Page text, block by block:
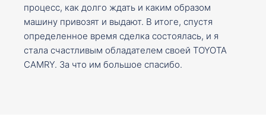
процесс, как долго ждать и каким образом
машину привозят и выдают. В итоге, спустя
определенное время сделка состоялась, и я
стала счастливым обладателем своей TOYOTA
CAMRY. За что им большое спасибо.